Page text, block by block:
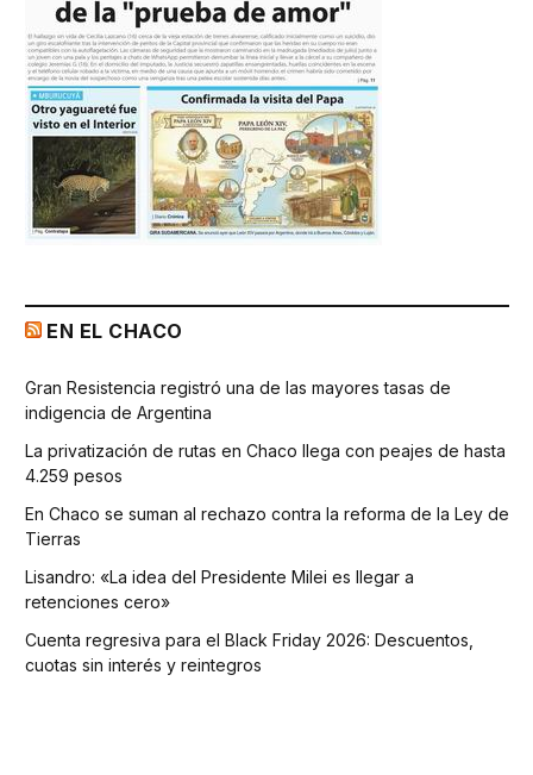
EN EL CHACO
Gran Resistencia registró una de las mayores tasas de
indigencia de Argentina
La privatización de rutas en Chaco llega con peajes de hasta
4.259 pesos
En Chaco se suman al rechazo contra la reforma de la Ley de
Tierras
Lisandro: «La idea del Presidente Milei es llegar a
retenciones cero»
Cuenta regresiva para el Black Friday 2026: Descuentos,
cuotas sin interés y reintegros